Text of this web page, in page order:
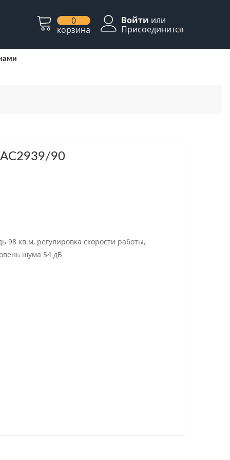
0
корзина
Войти или
Присоединится
AC2939/90
98 кв.м, регулировка скорости работы,
шума 54 дБ